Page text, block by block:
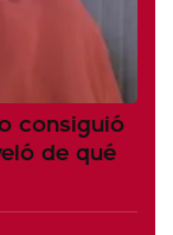
consiguió
de qué